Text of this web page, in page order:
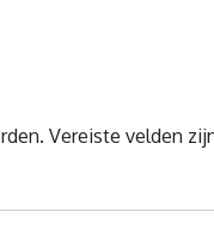
Vereiste velden